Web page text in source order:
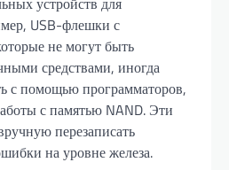
USB-флешки с
не могут быть
средствами, иногда
с помощью программаторов,
с памятью NAND. Эти
перезаписать
на уровне железа.